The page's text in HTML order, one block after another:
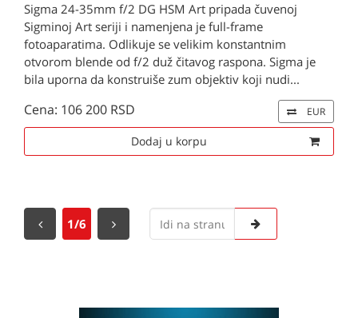
Sigma 24-35mm f/2 DG HSM Art pripada čuvenoj
Sigminoj Art seriji i namenjena je full-frame
fotoaparatima. Odlikuje se velikim konstantnim
otvorom blende od f/2 duž čitavog raspona. Sigma je
bila uporna da konstruiše zum objektiv koji nudi...
Cena: 106 200 RSD EUR
Dodaj u korpu
1/6